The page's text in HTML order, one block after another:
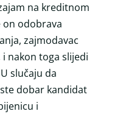
na kreditnom
on odobrava
zajmodavac
nakon toga slijedi
slučaju da
dobar kandidat
i